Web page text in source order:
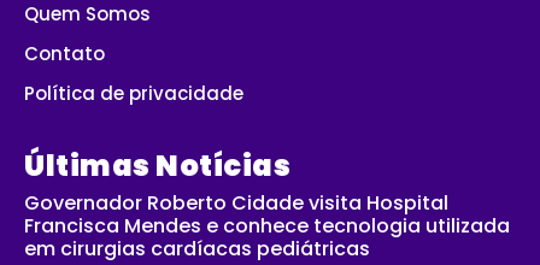
Quem Somos
Contato
Política de privacidade
Últimas Notícias
Governador Roberto Cidade visita Hospital
Francisca Mendes e conhece tecnologia utilizada
em cirurgias cardíacas pediátricas